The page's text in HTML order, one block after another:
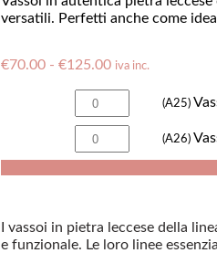
versatili. Perfetti anche come
€70.00 - €125.00 iva inc.
(A25)
(A26)
I vassoi in pietra leccese della
e funzionale. Le loro linee